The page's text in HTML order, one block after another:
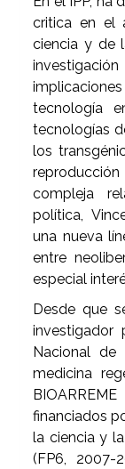
critica en el
ciencia y de
tecnología
tecnologías
los
compleja
política,
una nueva
entre
especial
Desde que
investigador
Nacional de
medicina
financiados
la ciencia y
(FP6, 2007-